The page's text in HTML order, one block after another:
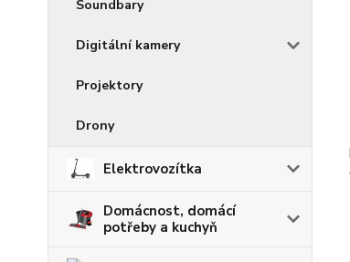
Soundbary
Digitální kamery
Projektory
Drony
Elektrovozítka
Domácnost, domácí
potřeby a kuchyň